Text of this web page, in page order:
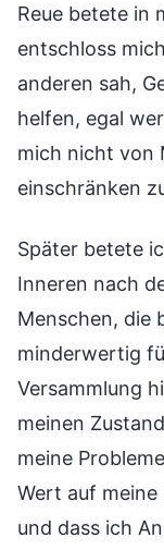
Reue betete in
entschloss
anderen sah,
helfen, egal
mich nicht von
einschränken
Später betete
Inneren nach
Menschen, die
minderwertig
Versammlung
meinen
meine
Wert auf meine
und dass ich